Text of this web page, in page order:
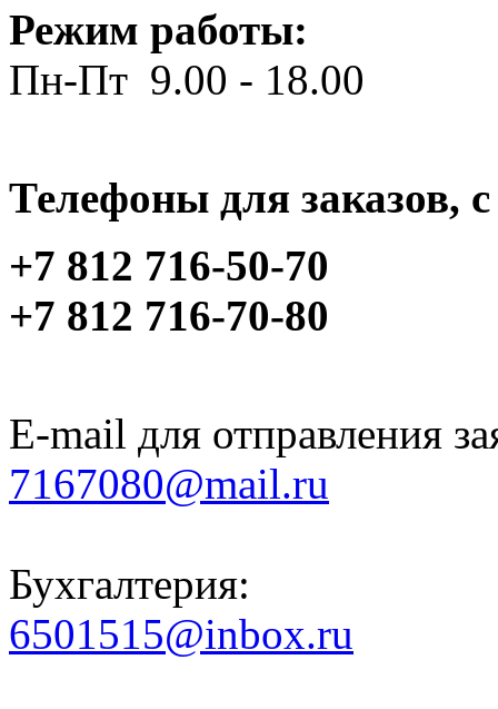
Режим работы:
Пн-Пт 9.00 - 18.00
Телефоны для заказов,
+7 812 716-50-70
+7 812 716-70-80
E-mail для отправления
7167080@mail.ru
Бухгалтерия:
6501515@inbox.ru